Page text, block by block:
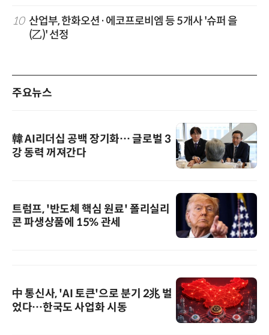
10 산업부, 한화오션·에코프로비엠 등 5개사 '슈퍼 을
(乙)' 선정
주요뉴스
韓 AI리더십 공백 장기화… 글로벌 3
강 동력 꺼져간다
트럼프, '반도체 핵심 원료' 폴리실리
콘 파생상품에 15% 관세
中 통신사, 'AI 토큰'으로 분기 2兆 벌
었다…한국도 사업화 시동